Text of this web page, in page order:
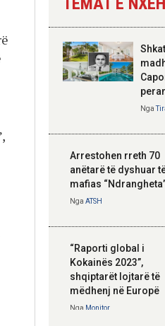
Nga
Arrestohen rreth 70
anëtarë të dyshuar
mafias
Nga ATSH
“Raporti global i
Kokainës 2023”,
shqiptarët lojtarë të
mëdhenj në Europë
Nga Monitor